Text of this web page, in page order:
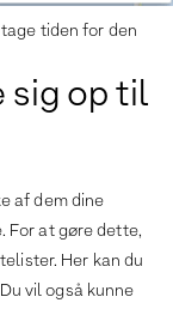
tiden for den
sig op til
af dem dine
For at gøre dette,
Her kan du
vil også kunne